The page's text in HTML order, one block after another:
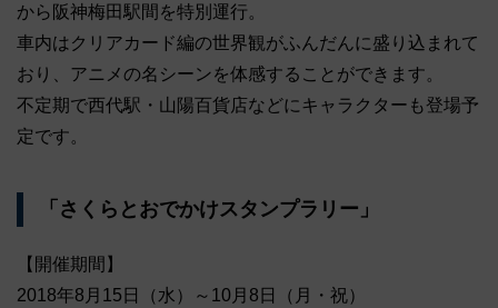
から阪神梅田駅間を特別運行。
車内はクリアカード編の世界観がふんだんに盛り込まれて
おり、アニメの名シーンを体感することができます。
不定期で西代駅・山陽百貨店などにキャラクターも登場予
定です。
「さくらとおでかけスタンプラリー」
【開催期間】
2018年8月15日（水）～10月8日（月・祝）